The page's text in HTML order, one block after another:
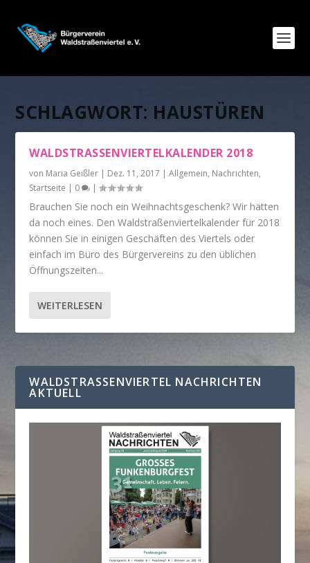
SCHLAGWORT: HAUSTÜREN
WALDSTRASSENVIERTELKALENDER 2018
von Maria Geißler | Dez. 11, 2017 |Allgemein, Nachrichten,
Startseite | 0 |
Brauchen Sie noch ein Weihnachtsgeschenk? Wir hätten
da noch eines. Den Waldstraßenviertelkalender für 2018
können Sie in einigen Geschäften des Viertels oder
einfach im Büro des Bürgervereins zu den üblichen
Öffnungszeiten...
WEITERLESEN
WALDSTRASSENVIERTEL NACHRICHTEN A
KTUELL